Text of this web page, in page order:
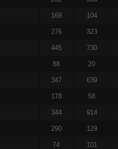
168 104
276 323
445 730
88 20
347 639
178 58
344 914
290 129
74 101